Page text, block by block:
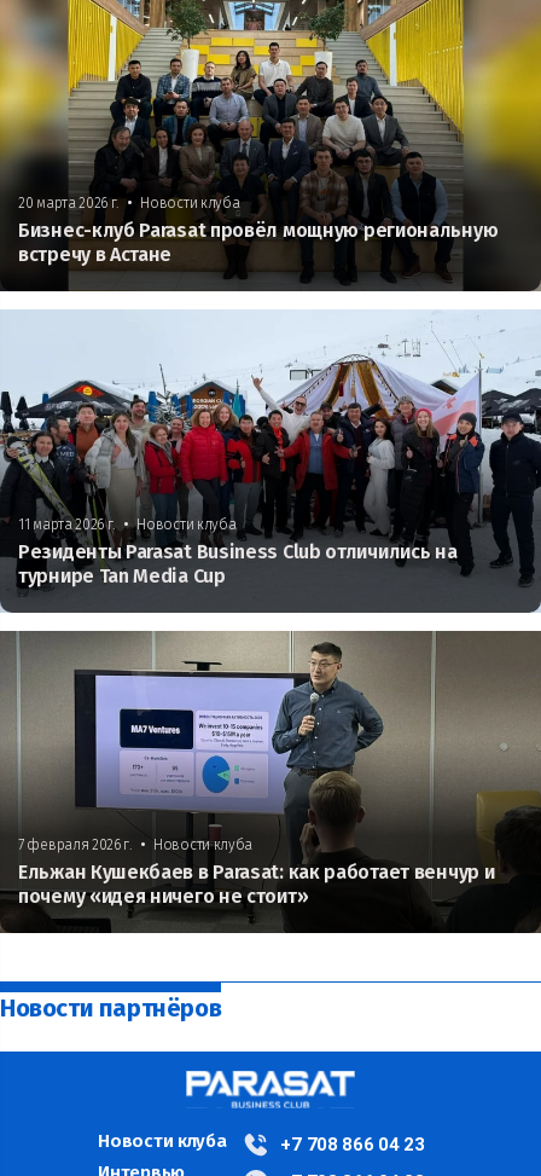
20 марта 2026 г. • Новости клуба
Бизнес-клуб Parasat провёл мощную региональную
встречу в Астане
11 марта 2026 г. • Новости клуба
Резиденты Parasat Business Club отличились на
турнире Tan Media Cup
7 февраля 2026 г. • Новости клуба
Ельжан Кушекбаев в Parasat: как работает венчур и
почему «идея ничего не стоит»
Новости партнёров
Новости клуба
+7 708 866 04 23